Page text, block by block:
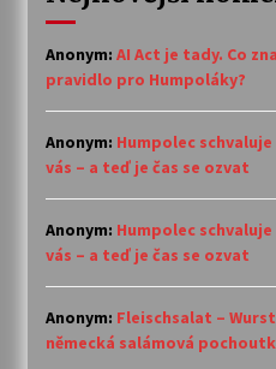
Anonym: AI Act je tady. Co
pravidlo pro Humpoláky?
Anonym: Humpolec
vás – a teď je čas se ozvat
Anonym: Humpolec
vás – a teď je čas se ozvat
Anonym: Fleischsalat –
německá salámová